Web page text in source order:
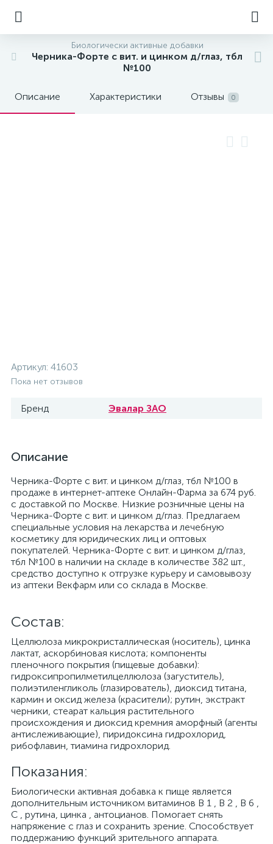
Биологически активные добавки
Черника-Форте с вит. и цинком д/глаз, тбл
№100
Описание Характеристики Отзывы 0
Артикул: 41603
Пока нет отзывов
Бренд Эвалар ЗАО
Описание
Черника-Форте с вит. и цинком д/глаз, тбл №100 в
продаже в интернет-аптеке Онлайн-Фарма за 674 руб.
с доставкой по Москве. Низкие розничные цены на
Черника-Форте с вит. и цинком д/глаз. Предлагаем
специальные условия на лекарства и лечебную
косметику для юридических лиц и оптовых
покупателей. Черника-Форте с вит. и цинком д/глаз,
тбл №100 в наличии на складе в количестве 382 шт.,
средство доступно к отгрузке курьеру и самовывозу
из аптеки Векфарм или со склада в Москве.
Cостав:
Целлюлоза микрокристаллическая (носитель), цинка
лактат, аскорбиновая кислота; компоненты
пленочного покрытия (пищевые добавки):
гидроксипропилметилцеллюлоза (загуститель),
полиэтиленгликоль (глазирователь), диоксид титана,
кармин и оксид железа (красители); рутин, экстракт
черники, стеарат кальция растительного
происхождения и диоксид кремния аморфный (агенты
антислеживающие), пиридоксина гидрохлорид,
рибофлавин, тиамина гидрохлорид.
Показания:
Биологически активная добавка к пище является
дополнительным источником витаминов В 1 , В 2 , В 6 ,
С , рутина, цинка , антоцианов. Помогает снять
напряжение с глаз и сохранить зрение. Способствует
поддержанию функций зрительного аппарата.